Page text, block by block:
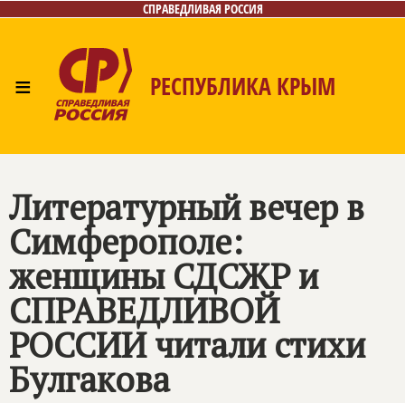
СПРАВЕДЛИВАЯ РОССИЯ
≡ РЕСПУБЛИКА КРЫМ
Контакты
Литературный вечер в
Симферополе:
женщины СДСЖР и
СПРАВЕДЛИВОЙ
РОССИИчитали стихи
Булгакова